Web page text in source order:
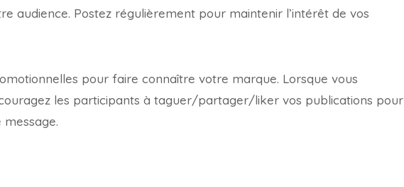
audience. Postez régulièrement pour maintenir l’intérêt de vos
pour faire connaître votre marque. Lorsque vous
les participants à taguer/partager/liker vos publications pour